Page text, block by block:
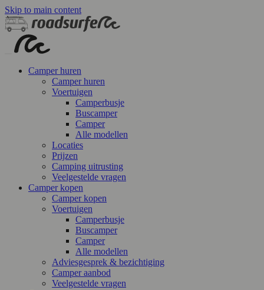
Skip to main content
Camper huren
Camper huren
Voertuigen
Camperbusje
Buscamper
Camper
Alle modellen
Locaties
Prijzen
Camping uitrusting
Veelgestelde vragen
Camper kopen
Camper kopen
Voertuigen
Camperbusje
Buscamper
Camper
Alle modellen
Adviesgesprek & bezichtiging
Camper aanbod
Veelgestelde vragen